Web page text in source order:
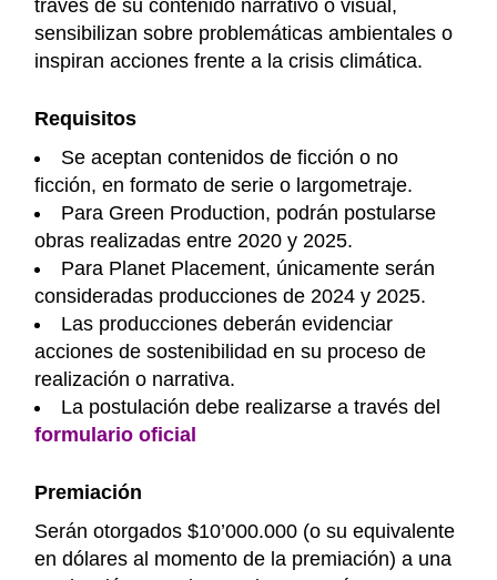
través de su contenido narrativo o visual,
sensibilizan sobre problemáticas ambientales o
inspiran acciones frente a la crisis climática.
Requisitos
Se aceptan contenidos de ficción o no
ficción, en formato de serie o largometraje.
Para Green Production, podrán postularse
obras realizadas entre 2020 y 2025.
Para Planet Placement, únicamente serán
consideradas producciones de 2024 y 2025.
Las producciones deberán evidenciar
acciones de sostenibilidad en su proceso de
realización o narrativa.
La postulación debe realizarse a través del
formulario oficial
Premiación
Serán otorgados $10’000.000 (o su equivalente
en dólares al momento de la premiación) a una